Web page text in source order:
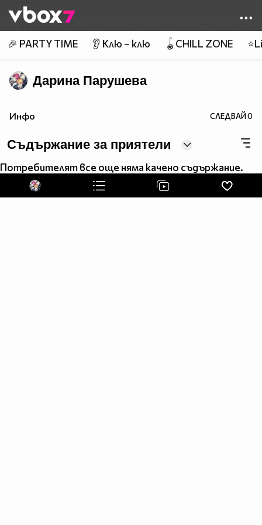
👾
🎉 PARTY TIME 👂 Клю – клю 🪀CHILL ZONE
Дарина Парушева
Инфо СЛЕДВАЙ0
Съдържание за приятели
Потребителят все още няма качено съдържание.